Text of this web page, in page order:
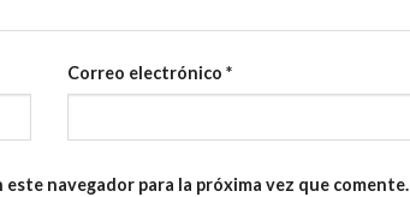
Correo electrónico*
navegador para la próxima vez que comente.